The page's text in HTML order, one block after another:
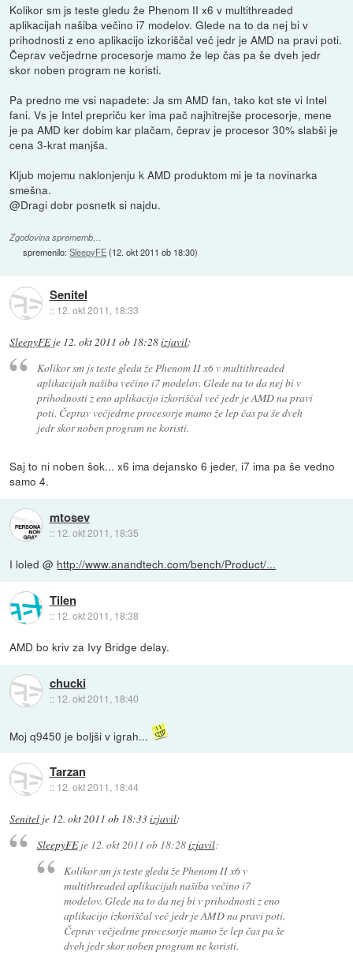
Kolikor sm js teste gledu že Phenom II x6 v multithreaded
aplikacijah našiba večino i7 modelov. Glede na to da nej bi v
prihodnosti z eno aplikacijo izkoriščal več jedr je AMD na pravi poti.
Čeprav večjedrne procesorje mamo že lep čas pa še dveh jedr
skor noben program ne koristi.
Pa predno me vsi napadete: Ja sm AMD fan, tako kot ste vi Intel
fani. Vs je Intel prepriču ker ima pač najhitrejše procesorje, mene
je pa AMD ker dobim kar plačam, čeprav je procesor 30% slabši je
cena 3-krat manjša.
Kljub mojemu naklonjenju k AMD produktom mi je ta novinarka
smešna.
@Dragi dobr posnetk si najdu.
Zgodovina sprememb…
spremenilo:SleepyFE(12. okt 2011 ob 18:30)
Senitel
:: 12. okt 2011, 18:33
SleepyFEje 12. okt 2011 ob 18:28izjavil:
Kolikor sm js teste gledu že Phenom II x6 v multithreaded
aplikacijah našiba večino i7 modelov. Glede na to da nej bi v
prihodnosti z eno aplikacijo izkoriščal več jedr je AMD na pravi
poti. Čeprav večjedrne procesorje mamo že lep čas pa še dveh
jedr skor noben program ne koristi.
Saj to ni noben šok... x6 ima dejansko 6 jeder, i7 ima pa še vedno
samo 4.
mtosev
:: 12. okt 2011, 18:35
I loled @ http://www.anandtech.com/bench/Product/...
Tilen
:: 12. okt 2011, 18:38
AMD bo kriv za Ivy Bridge delay.
chucki
:: 12. okt 2011, 18:40
Moj q9450 je boljši v igrah...
Tarzan
:: 12. okt 2011, 18:44
Senitel je 12. okt 2011 ob 18:33izjavil:
SleepyFEje 12. okt 2011 ob 18:28izjavil:
Kolikor sm js teste gledu že Phenom II x6 v
multithreaded aplikacijah našiba večino i7
modelov. Glede na to da nej bi v prihodnosti z eno
aplikacijo izkoriščal več jedr je AMD na pravi poti.
Čeprav večjedrne procesorje mamo že lep čas pa še
dveh jedr skor noben program ne koristi.